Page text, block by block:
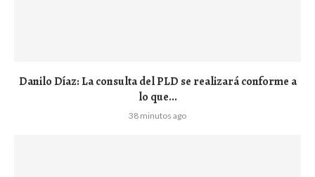
Danilo Díaz: La consulta del PLD se realizará conforme a
lo que...
38 minutos ago